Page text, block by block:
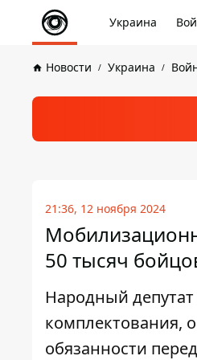
Украина
Новости Украина
21:36, 12 ноября 2024
50 тысяч
Народный
комплектования,
обязанности